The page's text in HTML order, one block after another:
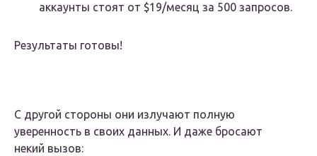
аккаунты стоят от $19/месяц за 500 запросов.
Результаты готовы!
С другой стороны они излучают полную
уверенность в своих данных. И даже бросают
некий вызов: